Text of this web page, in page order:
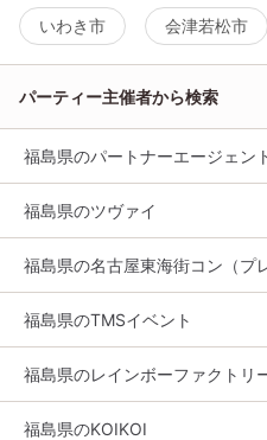
いわき市 会津若松市
パーティー主催者から検索
福島県のパートナーエージェン
福島県のツヴァイ
福島県の名古屋東海街コン（プ
福島県のTMSイベント
福島県のレインボーファクトリ
福島県のKOIKOI